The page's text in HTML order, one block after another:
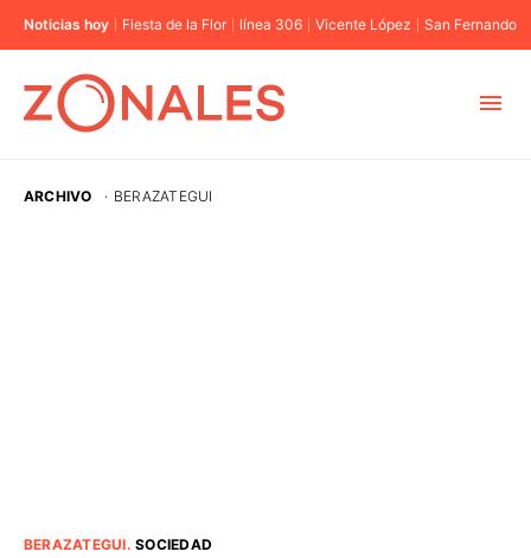
Noticias hoy Fiesta de la Flor línea 306 Vicente López San Fernando
ARCHIVO · BERAZATEGUI
BERAZATEGUI.SOCIEDAD